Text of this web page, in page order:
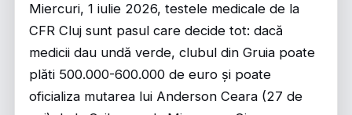
Miercuri, 1 iulie 2026, testele medicale de la
CFR Cluj sunt pasul care decide tot: dacă
medicii dau undă verde, clubul din Gruia poate
plăti 500.000-600.000 de euro și poate
oficializa mutarea lui Anderson Ceara (27 de